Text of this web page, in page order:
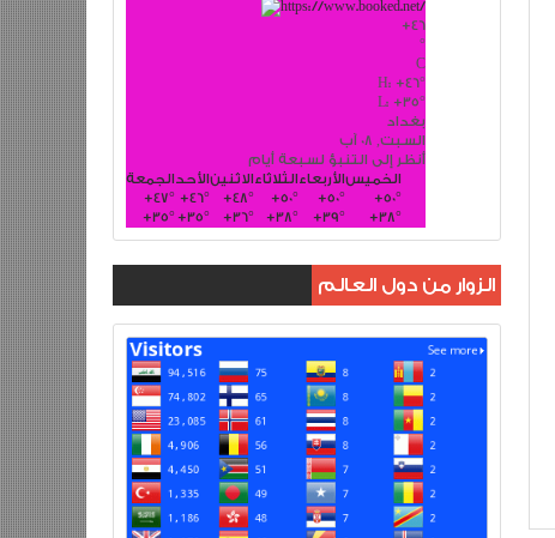
+46
°
C
H: +46°
L: +35°
بغداد
السبت, 08 آب
أنظر إلى التنبؤ لسبعة أيام
الجمعةالأحدالاثنينالثلاثاءالأربعاءالخميس
+47° +46° +48° +50° +50° +50°
+35°+35° +36° +38° +39° +38°
الزوار من دول العالم